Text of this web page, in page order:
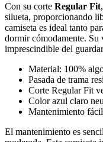
Con su corte Regular Fit
silueta, proporcionando
camiseta es ideal tanto
dormir cómodamente. Su
imprescindible del
Material: 100%
Pasada de trama
Corte Regular Fit
Color azul claro
Mantenimiento
El mantenimiento es